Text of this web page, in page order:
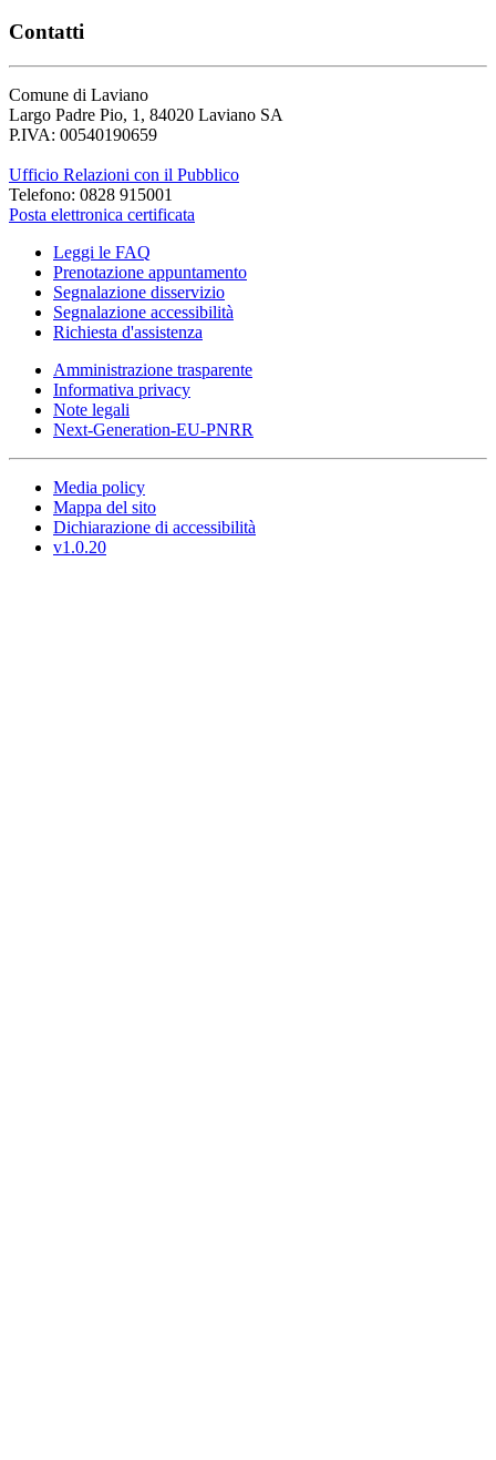
Contatti
Comune di Laviano
Largo Padre Pio, 1, 84020 Laviano SA
P.IVA: 00540190659
Ufficio Relazioni con il Pubblico
Telefono: 0828 915001
Posta elettronica certificata
Leggi le FAQ
Prenotazione appuntamento
Segnalazione disservizio
Segnalazione accessibilità
Richiesta d'assistenza
Amministrazione trasparente
Informativa privacy
Note legali
Next-Generation-EU-PNRR
Media policy
Mappa del sito
Dichiarazione di accessibilità
v1.0.20